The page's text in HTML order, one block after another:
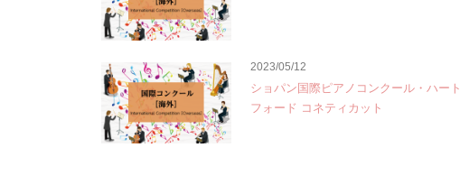
2023/05/12
ショパン国際ピアノコンクール・ハート
フォード コネティカット